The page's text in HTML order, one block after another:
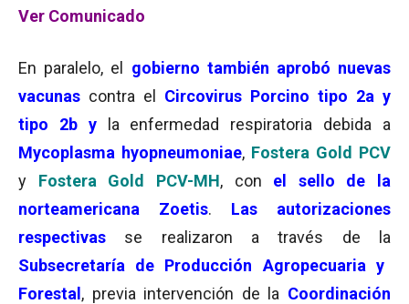
Ver Comunicado
En paralelo, el
gobierno también aprobó nuevas
vacunas contra el Circovirus Porcino tipo 2a y
tipo 2b yla enfermedad respiratoria debida a
Mycoplasma hyopneumoniae, Fostera Gold PCV
y Fostera Gold PCV-MH, con el sello de la
norteamericana Zoetis. Las autorizaciones
respectivas se realizaron a través de la
Subsecretaría de Producción Agropecuaria y
Forestal , previa intervención de la Coordinación